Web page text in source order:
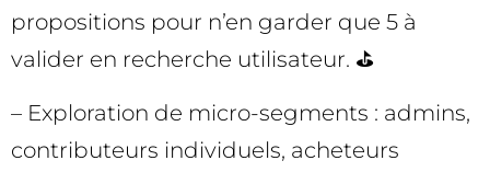
propositions pour n’en garder que 5 à
valider en recherche utilisateur. ⛳
– Exploration de micro-segments : admins,
contributeurs individuels, acheteurs